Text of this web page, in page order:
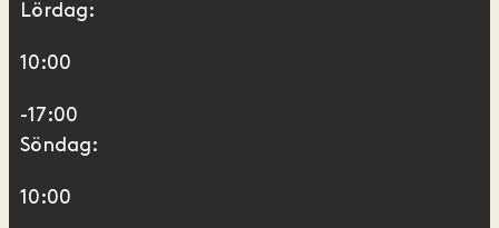
Lördag:
10:00
-17:00
Söndag:
10:00